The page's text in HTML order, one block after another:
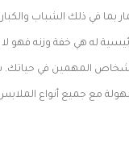
بما في ذلك الشباب
له هي خفة وزنه فهو
المهمين في حياتك.
مع جميع أنواع